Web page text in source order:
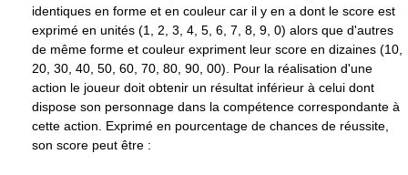
identiques en forme et en couleur car il y en a dont le score est
exprimé en unités (1, 2, 3, 4, 5, 6, 7, 8, 9, 0) alors que d'autres
de même forme et couleur expriment leur score en dizaines (10,
20, 30, 40, 50, 60, 70, 80, 90, 00). Pour la réalisation d'une
action le joueur doit obtenir un résultat inférieur à celui dont
dispose son personnage dans la compétence correspondante à
cette action. Exprimé en pourcentage de chances de réussite,
son score peut être :